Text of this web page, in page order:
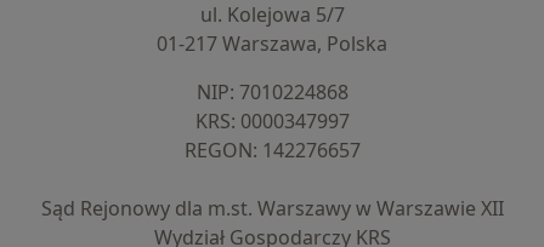
ul. Kolejowa 5/7
01-217 Warszawa, Polska
NIP: ⁠7010224868
KRS: ⁠0000347997
REGON: ⁠142276657
Sąd Rejonowy dla m.st. Warszawy w Warszawie XII
Wydział Gospodarczy KRS